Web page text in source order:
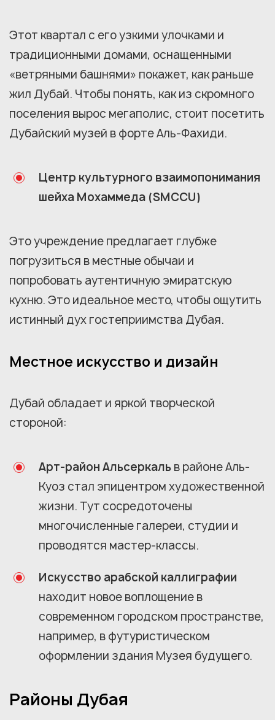
Этот квартал с его узкими улочками и
традиционными домами, оснащенными
«ветряными башнями» покажет, как раньше
жил Дубай. Чтобы понять, как из скромного
поселения вырос мегаполис, стоит посетить
Дубайский музей в форте Аль-Фахиди.
Центр культурного взаимопонимания
шейха Мохаммеда (SMCCU)
Это учреждение предлагает глубже
погрузиться в местные обычаи и
попробовать аутентичную эмиратскую
кухню. Это идеальное место, чтобы ощутить
истинный дух гостеприимства Дубая.
Местное искусство и дизайн
Дубай обладает и яркой творческой
стороной:
Арт-район Альсеркаль в районе Аль-
Куоз стал эпицентром художественной
жизни. Тут сосредоточены
многочисленные галереи, студии и
проводятся мастер-классы.
Искусство арабской каллиграфии
находит новое воплощение в
современном городском пространстве,
например, в футуристическом
оформлении здания Музея будущего.
Районы Дубая